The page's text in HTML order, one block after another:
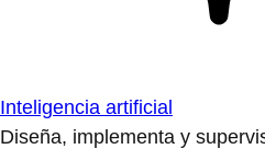
Inteligencia artificial
Diseña, implementa y